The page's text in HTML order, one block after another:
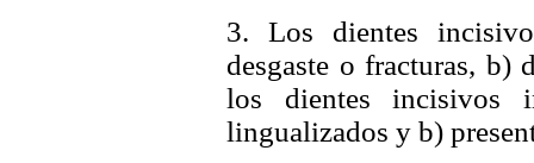
3. Los dientes
desgaste o fracturas, b)
los dientes incisivos
lingualizados y b)